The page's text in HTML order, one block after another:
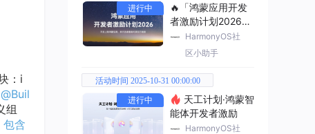
：i
@Buil
组
含
进行中
🔥「鸿蒙应用开发
者激励计划2026」
已开启HarmonyOS社
区小助手
活动时间 2025-10-31 00:00:00
进行中
能体开发者激励
HarmonyOS社